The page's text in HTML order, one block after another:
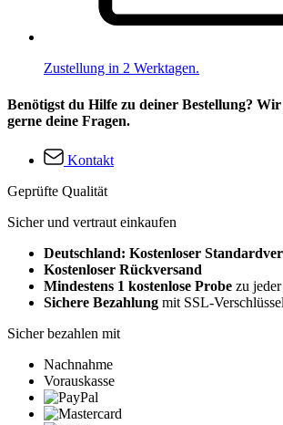
Zustellung in 2 Werktagen.
Benötigst du Hilfe zu deiner Bestellung?
gerne deine Fragen.
Kontakt
Geprüfte Qualität
Sicher und vertraut einkaufen
Deutschland: Kostenloser
Kostenloser Rückversand
Mindestens 1 kostenlose Probe zu
Sichere Bezahlung mit SSL-
Sicher bezahlen mit
Nachnahme
Vorauskasse